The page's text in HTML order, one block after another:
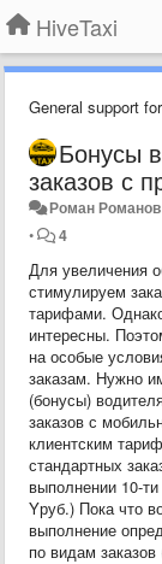
HiveTaxi
General support
Бонусы
заказов с
Роман Романов
•
4
Для увеличения
стимулируем
тарифами.
интересны.
на особые
заказам. Нужно
(бонусы)
заказов с
клиентским
стандартных
выполнении 10-
Yруб.) Пока что
выполнение
по видам